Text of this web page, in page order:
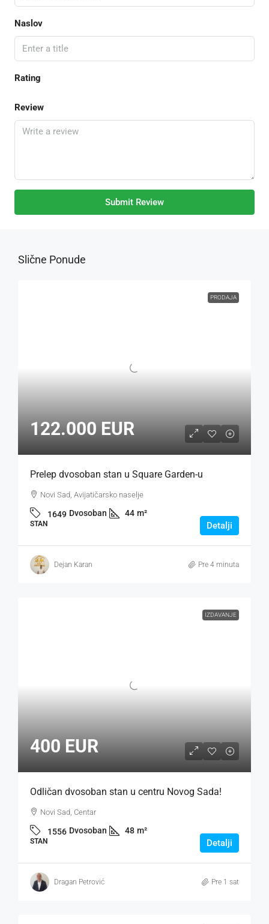
Naslov
Rating
Review
Submit Review
Slične Ponude
PRODAJA
122.000 EUR
Prelep dvosoban stan u Square Garden-u
Novi Sad, Avijatičarsko naselje
1649 Dvosoban 44 m²
STAN Detalji
Dejan Karan Pre 4 minuta
IZDAVANJE
400 EUR
Odličan dvosoban stan u centru Novog Sada!
Novi Sad, Centar
1556 Dvosoban 48 m²
STAN Detalji
Dragan Petrović Pre 1 sat